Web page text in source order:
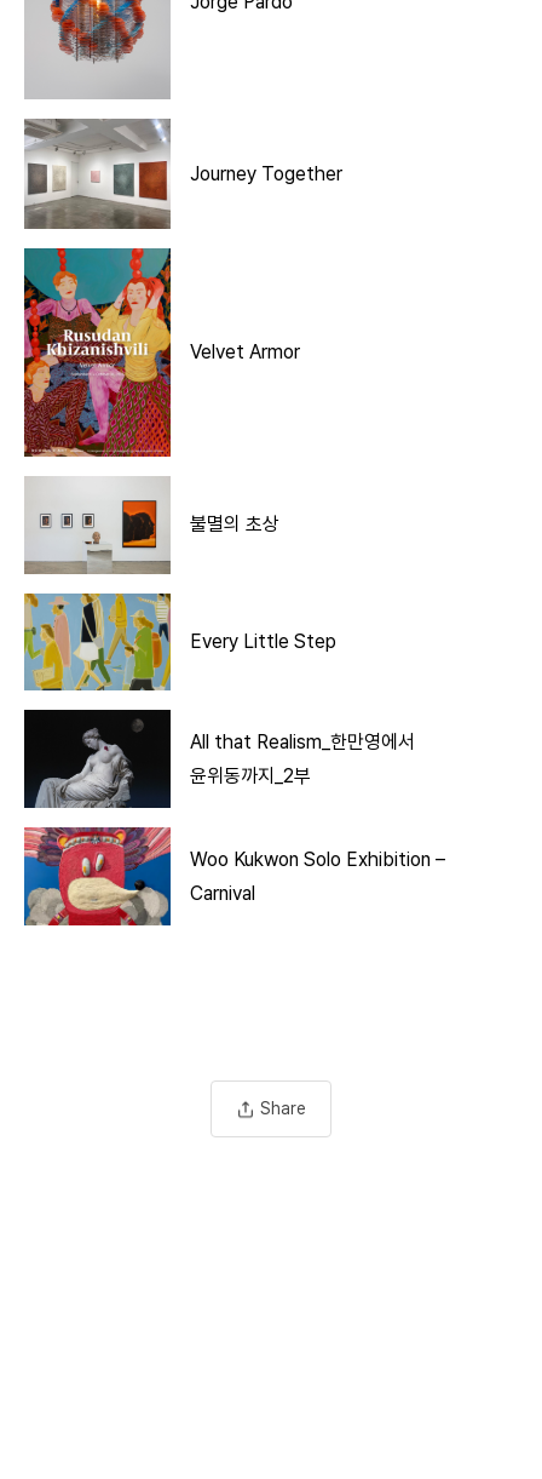
Journey Together
Velvet Armor
불멸의 초상
Every Little Step
All that Realism_한만영에서
윤위동까지_2부
Woo Kukwon Solo Exhibition –
Carnival
Share